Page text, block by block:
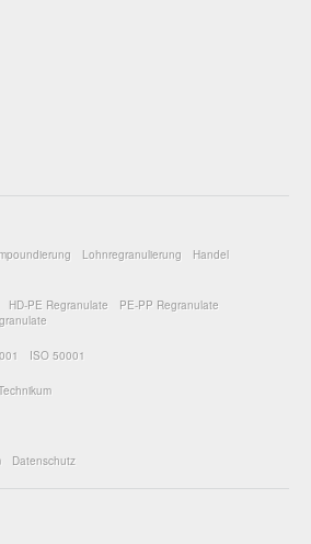
Lohnregranulierung
Handel
HD-PE Regranulate
PE-PP Regranulate
ISO 50001
Datenschutz